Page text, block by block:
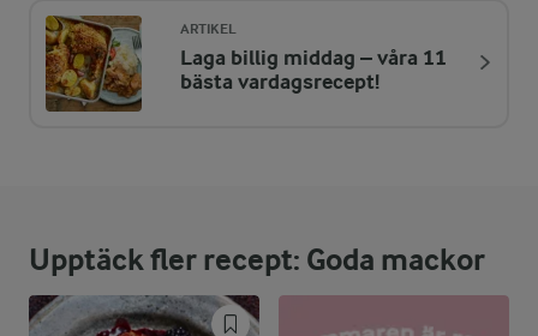
ENERGIDISTRIBUTION %
NÄRINGSVÄRDEN PER PORT
Fett:
79 %
44,4 g
Kolhydrater:
14,8 %
18,1 g
ARTIKEL
Laga billig middag – våra 11
bästa vardagsrecept!
Upptäck fler recept: Goda mackor